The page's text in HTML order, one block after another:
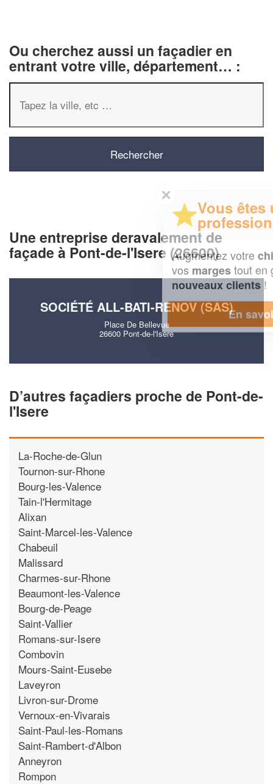
Ou cherchez aussi un façadier en
entrant votre ville, département… :
Une entreprise deravalement de
façade à Pont-de-l'Isere (26600)
SOCIÉTÉ ALL-BATI-RENOV (SAS)
Place De Bellevue
26600 Pont-de-l'Isere
D’autres façadiers proche de Pont-de-
l'Isere
La-Roche-de-Glun
Tournon-sur-Rhone
Bourg-les-Valence
Tain-l'Hermitage
Alixan
Saint-Marcel-les-Valence
Chabeuil
Malissard
Charmes-sur-Rhone
Beaumont-les-Valence
Bourg-de-Peage
Saint-Vallier
Romans-sur-Isere
Combovin
Mours-Saint-Eusebe
Laveyron
Livron-sur-Drome
Vernoux-en-Vivarais
Saint-Paul-les-Romans
Saint-Rambert-d'Albon
Anneyron
Rompon
Vous êtes un
professionnel ?
Augmentez votrechiffre d'affaireset
tout en gagnant de
!
En savoir plus